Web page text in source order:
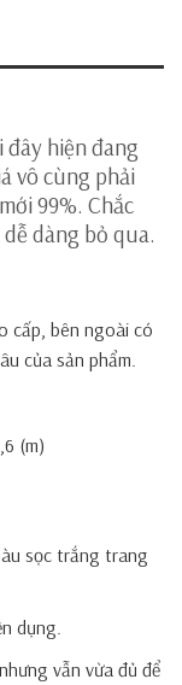
đây hiện đang
vô cùng phải
99%. Chắc
dàng bỏ qua.
cấp, bên ngoài có
của sản phẩm.
(m)
sọc trắng trang
dụng.
vẫn vừa đủ để